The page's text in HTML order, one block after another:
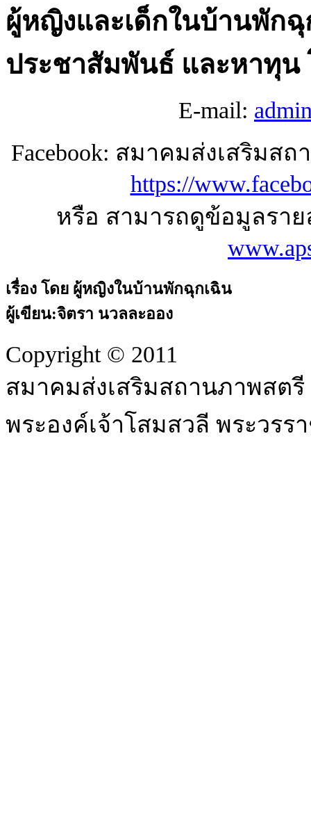
ผู้หญิงและเด็กในบ้านพัก
ประชาสัมพันธ์ และหาทุน
E-mail:
Facebook: สมาคมส่งเสริมส
https://
หรือ สามารถดูข้อมูลรา
เรื่อง โดย ผู้หญิงในบ้านพักฉุกเฉิน
ผู้เขียน:จิตรา นวลละออง
Copyright © 2011
สมาคมส่งเสริมสถานภาพสตรี
พระองค์เจ้าโสมสวลี พระวร